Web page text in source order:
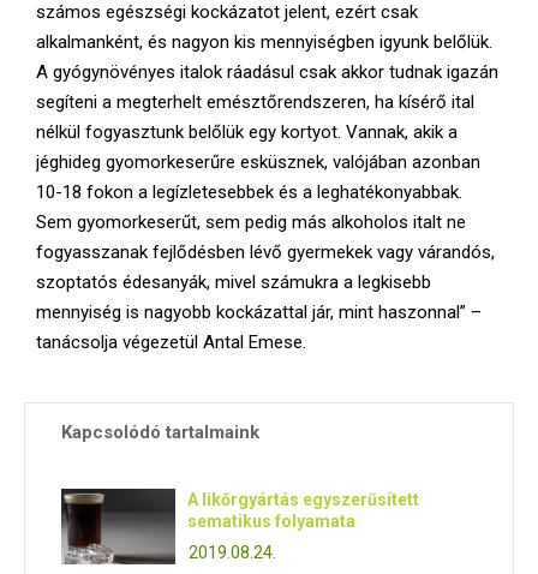
számos egészségi kockázatot jelent, ezért csak
alkalmanként, és nagyon kis mennyiségben igyunk belőlük.
A gyógynövényes italok ráadásul csak akkor tudnak igazán
segíteni a megterhelt emésztőrendszeren, ha kísérő ital
nélkül fogyasztunk belőlük egy kortyot. Vannak, akik a
jéghideg gyomorkeserűre esküsznek, valójában azonban
10-18 fokon a legízletesebbek és a leghatékonyabbak.
Sem gyomorkeserűt, sem pedig más alkoholos italt ne
fogyasszanak fejlődésben lévő gyermekek vagy várandós,
szoptatós édesanyák, mivel számukra a legkisebb
mennyiség is nagyobb kockázattal jár, mint haszonnal” –
tanácsolja végezetül Antal Emese.
Kapcsolódó tartalmaink
A likőrgyártás egyszerűsített
sematikus folyamata
2019.08.24.